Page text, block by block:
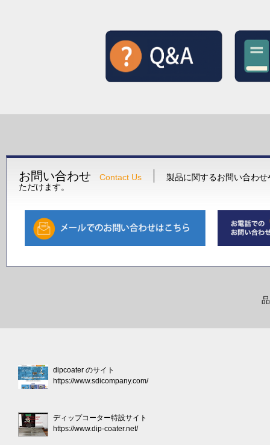
お問い合わせ Contact Us
製品に関するお問い合わ
ただけます。
dipcoater のサイト
https://www.sdicompany.com/
ディップコーター特設サイト
https://www.dip-coater.net/